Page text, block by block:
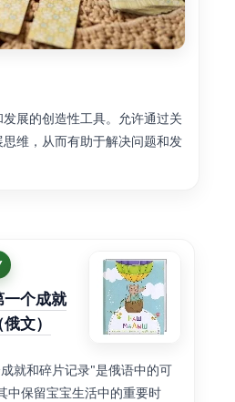
展的创造性工具。允许通过关
维，从而有助于解决问题和发
个成就
文）
就和碎片记录"是俄语中的可
中保留宝宝生活中的重要时